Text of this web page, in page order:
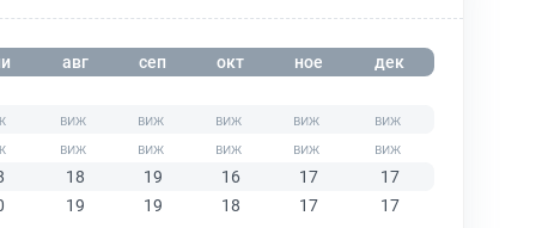
авг сеп окт ное дек
18 19 16 17
17
19 19 18 17 17